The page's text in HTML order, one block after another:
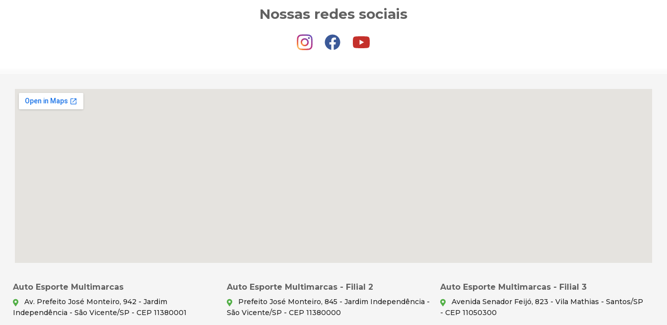
Nossas redes sociais
Auto Esporte Multimarcas
Av. Prefeito José Monteiro, 942 - Jardim
Independência - São Vicente/SP - CEP 11380001
Auto Esporte Multimarcas - Filial 2
Prefeito José Monteiro, 845 - Jardim Independência -
São Vicente/SP - CEP 11380000
Auto Esporte Multimarcas - Filial 3
Avenida Senador Feijó, 823 - Vila Mathias - Santos/SP
- CEP 11050300